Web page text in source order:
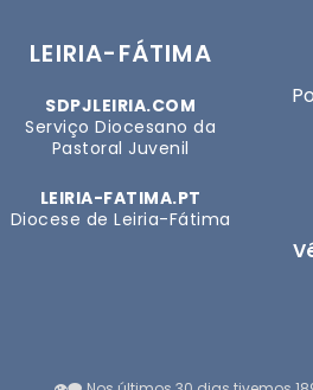
LEIRIA-FÁTIMA
SDPJLEIRIA.COM
Serviço Diocesano da
Pastoral Juvenil
LEIRIA-FATIMA.PT
Diocese de Leiria-Fátima